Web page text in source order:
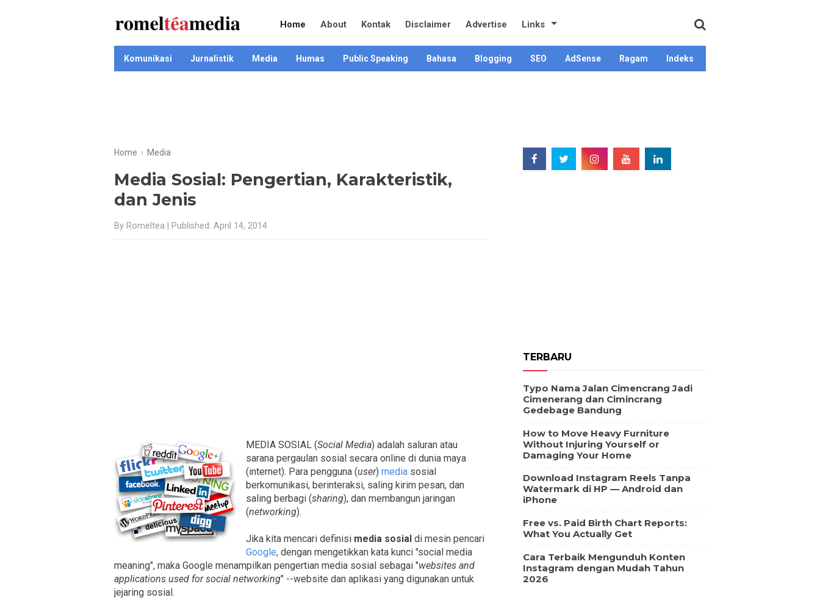
Home About Kontak Disclaimer Advertise Links
Komunikasi Jurnalistik Media Humas Public Speaking Bahasa Blogging SEO AdSense Ragam Indeks
Home › Media
Media Sosial: Pengertian, Karakteristik,
dan Jenis
By Romeltea | Published: April 14, 2014
MEDIA SOSIAL (Social Media) adalah saluran atau
sarana pergaulan sosial secara online di dunia maya
(internet). Para pengguna (user) media sosial
berkomunikasi, berinteraksi, saling kirim pesan, dan
saling berbagi (sharing), dan membangun jaringan
(networking).
Jika kita mencari definisi media sosial di mesin pencari
Google, dengan mengetikkan kata kunci "social media
meaning", maka Google menampilkan pengertian media sosial sebagai "websites and
applications used for social networking" --website dan aplikasi yang digunakan untuk
jejaring sosial.
TERBARU
Typo Nama Jalan Cimencrang Jadi
Cimenerang dan Cimincrang
Gedebage Bandung
How to Move Heavy Furniture
Without Injuring Yourself or
Damaging Your Home
Download Instagram Reels Tanpa
Watermark di HP — Android dan
iPhone
Free vs. Paid Birth Chart Reports:
What You Actually Get
Cara Terbaik Mengunduh Konten
Instagram dengan Mudah Tahun
2026